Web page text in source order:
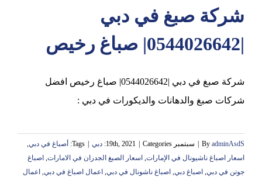
شركة صبغ في دبي
|0544026642| صباغ رخيص
شركة صبغ في دبي |0544026642| صباغ رخيص افضل
شركات صبغ والدهانات والديكورات في دبي :
By adminAsdS سبتمبر 19th, 2021 Categories: دبي Tags: أصباغ في دبي,
اسعار اصباغ ناشيونال في الإمارات, اسعار الصبغ الجدران في الامارات, اصباغ
جوتن في دبي, اصباغ دبي, اصباغ ناشونال في دبي, اعمال اصباغ في دبي, اعمال